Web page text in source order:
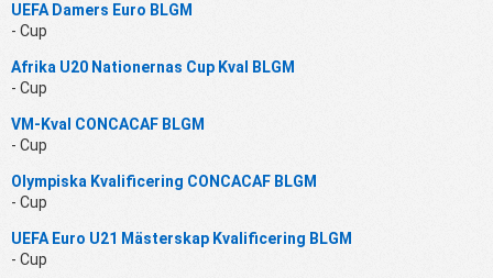
UEFA Damers Euro BLGM
- Cup
Afrika U20 Nationernas Cup Kval BLGM
- Cup
VM-Kval CONCACAF BLGM
- Cup
Olympiska Kvalificering CONCACAF BLGM
- Cup
UEFA Euro U21 Mästerskap Kvalificering BLGM
- Cup